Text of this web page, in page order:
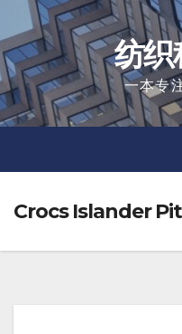
to
content
纺织
一本专
Crocs Islander